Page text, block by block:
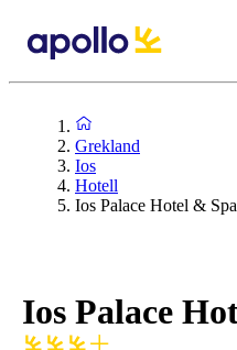
Grekland
Ios
Hotell
Ios Palace Hotel & Spa
Ios Palace